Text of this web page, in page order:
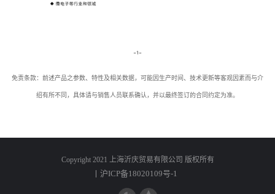
免责条款：前述产品之参数、特性及相关数据，可能因生产时间、技术更新等客观因素而与介
绍有所不同，具体请与销售人员联系确认，并以最终签订的合同约定为准。
Copyright 2021 上海沂庆贸易有限公司 版权所有
丨沪ICP备18020109号-1